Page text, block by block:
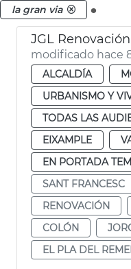
la gran via
JGL
modificado hace
ALCALDÍA
URBANISMO Y
TODAS LAS
EIXAMPLE
EN PORTADA
SANT FRANCESC
RENOVACIÓN
COLÓN
EL PLA DEL REMEI